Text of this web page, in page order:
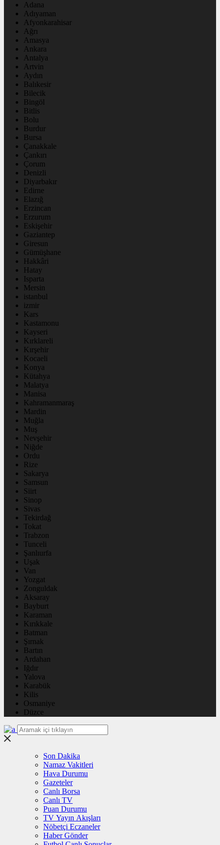
Adana
Adıyaman
Afyonkarahisar
Ağrı
Amasya
Ankara
Antalya
Artvin
Aydın
Balıkesir
Bilecik
Bingöl
Bitlis
Bolu
Burdur
Bursa
Çanakkale
Çankırı
Çorum
Denizli
Diyarbakır
Edirne
Elazığ
Erzincan
Erzurum
Eskişehir
Gaziantep
Giresun
Gümüşhane
Hakkâri
Hatay
Isparta
Mersin
istanbul
izmir
Kars
Kastamonu
Kayseri
Kırklareli
Kırşehir
Kocaeli
Konya
Kütahya
Malatya
Manisa
Kahramanmaraş
Mardin
Muğla
Muş
Nevşehir
Niğde
Ordu
Rize
Sakarya
Samsun
Siirt
Sinop
Sivas
Tekirdağ
Tokat
Trabzon
Tunceli
Şanlıurfa
Uşak
Van
Yozgat
Zonguldak
Aksaray
Bayburt
Karaman
Kırıkkale
Batman
Şırnak
Bartın
Ardahan
Iğdır
Yalova
Karabük
Kilis
Osmaniye
Düzce
Son Dakika
Namaz Vakitleri
Hava Durumu
Gazeteler
Canlı Borsa
Canlı TV
Puan Durumu
TV Yayın Akışları
Nöbetçi Eczaneler
Haber Gönder